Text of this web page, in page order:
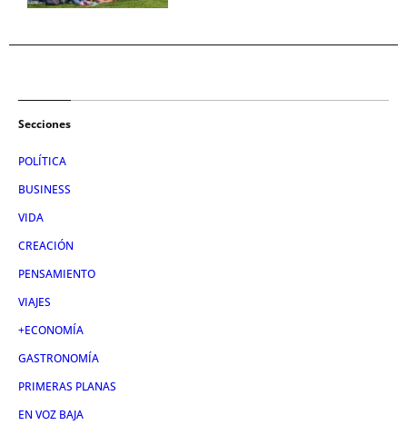
Secciones
POLÍTICA
BUSINESS
VIDA
CREACIÓN
PENSAMIENTO
VIAJES
+ECONOMÍA
GASTRONOMÍA
PRIMERAS PLANAS
EN VOZ BAJA